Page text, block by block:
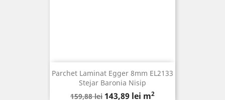
Parchet Laminat Egger 8mm EL2133
Stejar Baronia Nisip
Pret
159,88 lei Pret
143,89 lei m2